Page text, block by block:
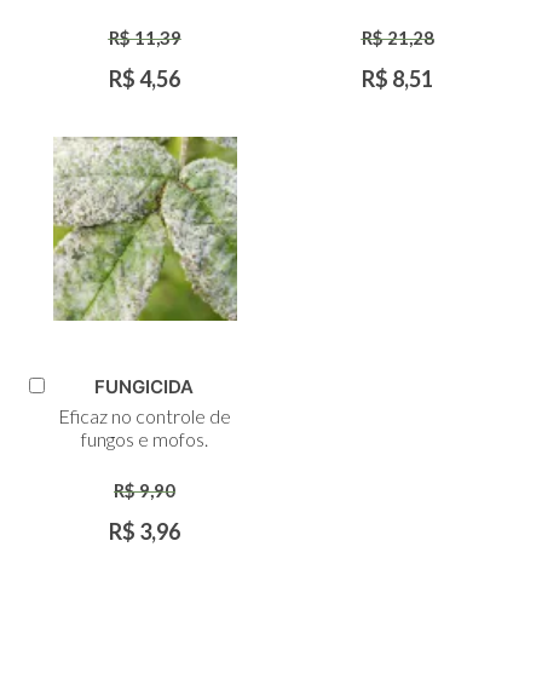
R$ 11,39
R$ 4,56
R$ 21,28
R$ 8,51
Carrinho
FUNGICIDA
Eficaz no controle de
fungos e mofos.
R$ 9,90
R$ 3,96